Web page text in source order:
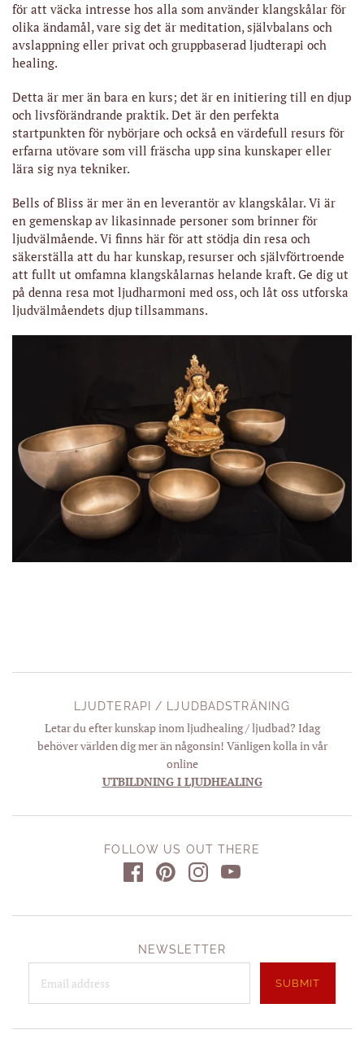
för att väcka intresse hos alla som använder klangskålar för
olika ändamål, vare sig det är meditation, självbalans och
avslappning eller privat och gruppbaserad ljudterapi och
healing.
Detta är mer än bara en kurs; det är en initiering till en djup
och livsförändrande praktik. Det är den perfekta
startpunkten för nybörjare och också en värdefull resurs för
erfarna utövare som vill fräscha upp sina kunskaper eller
lära sig nya tekniker.
Bells of Bliss är mer än en leverantör av klangskålar. Vi är
en gemenskap av likasinnade personer som brinner för
ljudvälmående. Vi finns här för att stödja din resa och
säkerställa att du har kunskap, resurser och självförtroende
att fullt ut omfamna klangskålarnas helande kraft. Ge dig ut
på denna resa mot ljudharmoni med oss, och låt oss utforska
ljudvälmåendets djup tillsammans.
LJUDTERAPI / LJUDBADSTRÄNING
Letar du efter kunskap inom ljudhealing / ljudbad? Idag
behöver världen dig mer än någonsin! Vänligen kolla in vår
online
UTBILDNING I LJUDHEALING
FOLLOW US OUT THERE
NEWSLETTER